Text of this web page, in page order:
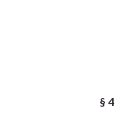
§ 4